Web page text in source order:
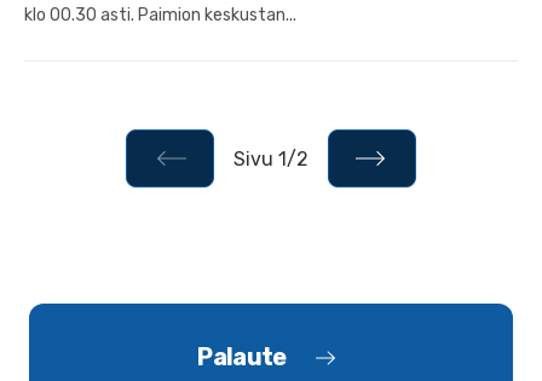
klo 00.30 asti. Paimion keskustan...
Sivu 1/2
Palaute